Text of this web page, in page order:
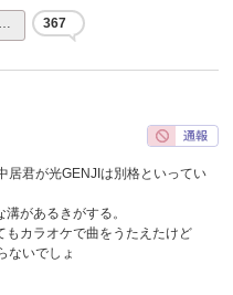
367
居君が光GENJIは別格といってい
があるきがする。
もカラオケで曲をうたえたけど
ないでしょ